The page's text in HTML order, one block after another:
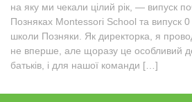
на яку ми чекали цілий рік, — випуск
Позняках Montessori School та випуск 0
школи Позняки. Як директорка, я
не вперше, але щоразу це особливий
батьків, і для нашої команди […]